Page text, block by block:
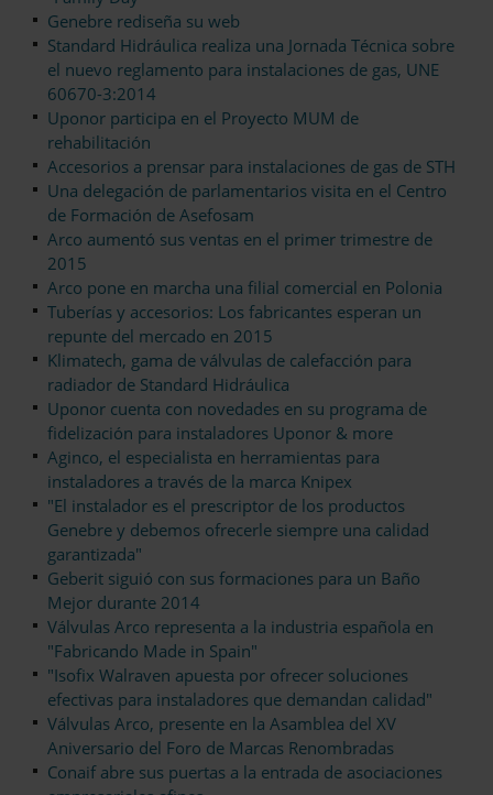
Genebre rediseña su web
Standard Hidráulica realiza una Jornada Técnica sobre
el nuevo reglamento para instalaciones de gas, UNE
60670-3:2014
Uponor participa en el Proyecto MUM de
rehabilitación
Accesorios a prensar para instalaciones de gas de STH
Una delegación de parlamentarios visita en el Centro
de Formación de Asefosam
Arco aumentó sus ventas en el primer trimestre de
2015
Arco pone en marcha una filial comercial en Polonia
Tuberías y accesorios: Los fabricantes esperan un
repunte del mercado en 2015
Klimatech, gama de válvulas de calefacción para
radiador de Standard Hidráulica
Uponor cuenta con novedades en su programa de
fidelización para instaladores Uponor & more
Aginco, el especialista en herramientas para
instaladores a través de la marca Knipex
"El instalador es el prescriptor de los productos
Genebre y debemos ofrecerle siempre una calidad
garantizada"
Geberit siguió con sus formaciones para un Baño
Mejor durante 2014
Válvulas Arco representa a la industria española en
"Fabricando Made in Spain"
"Isofix Walraven apuesta por ofrecer soluciones
efectivas para instaladores que demandan calidad"
Válvulas Arco, presente en la Asamblea del XV
Aniversario del Foro de Marcas Renombradas
Conaif abre sus puertas a la entrada de asociaciones